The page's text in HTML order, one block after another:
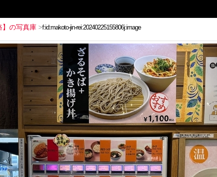
】の写真庫 >